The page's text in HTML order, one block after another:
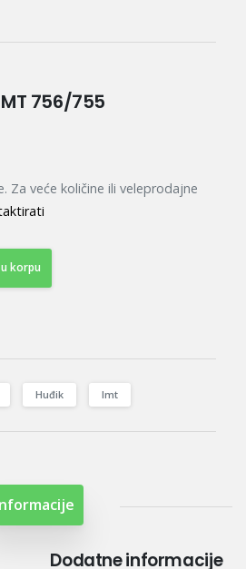
756/755
Za veće količine ili veleprodajne
korpu
Huđik Imt
Dodatne informacije